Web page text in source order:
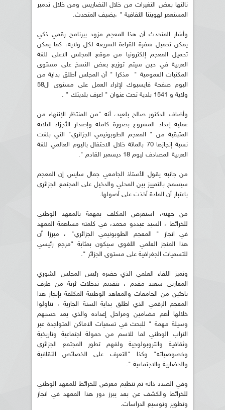
نالتها بعض التغيرات من خلال التضاريس ومن خلال تدمير
المستعمر لهويتنا الثقافية " ،يضيف المتحدث.
وأشار المتحدث أن هذا المعجم مزود ببرنامج رقمي ذكي
يمكن تحميل شفرة القراءة السريعة لكل ولاية، كما يمكن
تحميل المعجم إلكترونيا من موقع المجلس الاعلى للغة
العربية في حين سيتم توزيع بعض النسخ على مستوى
المكتبات العمومية " مذكرا " أن المجلس أطلق بداية من
اليوم صفحة فايسبوك لإثراء العمل على مستوى ال58
ولاية و 1541 بلدية تحت عنوان " اعرف بلديتك " .
وأضاف الدكتور صالح بلعيد، أنه "من المنتظر الإنتهاء من
عملية إعداد المشروع بصورة كاملة وإصدار الأجزاء الثلاثة
المتبقية من " المعجم الطوبونيمي الجزائري" التي بلغت
نسبة إنجازها 70 بالمائة خلال الاحتفال باليوم العالمي للغة
العربية المصادف ليوم 18 ديسمبر القادم ".
من جانبه يقول الأستاذ الجامعي جمال سايس إن المعجم
سيسمح بالتمييز بين المحلي والدخيل على المجتمع الجزائري
باعتبار أن المادة أخذت على أصولها.
من جهته، استعرض المكلف بمهمة بالمعهد الوطني
للخرائط ، السيد عبددو محمد، في كلمته مساهمة المعهد
في انجاز " المعجم الطوبونيمي الجزائري" ، مبرزا أن
هذا المنجز العلمي اللغوي سيكون بمثابة "مرجع رئيسي
للتسميات الجغرافية على مستوى الجزائر ".
وتميز اللقاء العلمي الذي حضره رئيس المجلس الشوري
المغاربي سعيد مقدم ، بتقديم تدخلات ثرية من طرف
باحثين من الجامعات والمعاهد الوطنية المكلفة بإنجاز هذا
المعجم الرقمي الذي اطلق بداية السنة الجارية ، تناولوا
خلالها أهم مضامين ومراحل إعداده والذي يعد حسبهم
وسيلة مهمة " للبحث في تسميات الاماكن المتواجدة عبر
التراب الوطني لما للاسم من حمولة اجتماعية وتاريخية
وثقافية وانتروبولوجية ولفهم تطور المجتمع الجزائري
وخصوصياته" وكذا "التعرف على الخصائص الثقافية
والحضارية والاجتماعية ".
وفي الصدد ذاته تم تنظيم معرض للخرائط للمعهد الوطني
للخرائط والكشف عن بعد يبرز دور هذا المعهد في انجاز
وتطوير وتوسيع الدراسات.